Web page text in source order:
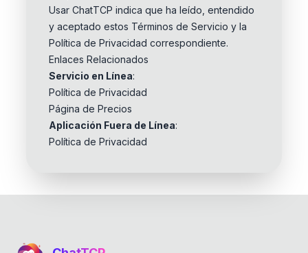
Usar ChatTCP indica que ha leído, entendido
y aceptado estos Términos de Servicio y la
Política de Privacidad correspondiente.
Enlaces Relacionados
Servicio en Línea:
Política de Privacidad
Página de Precios
Aplicación Fuera de Línea:
Política de Privacidad